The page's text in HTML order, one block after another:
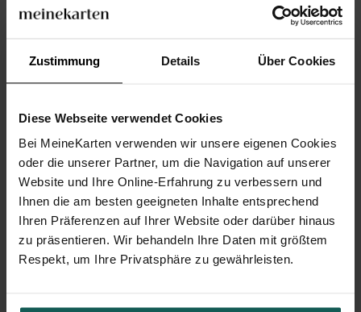
Zustimmung Details Über Cookies
Diese Webseite verwendet Cookies
Bei MeineKarten verwenden wir unsere eigenen Cookies
oder die unserer Partner, um die Navigation auf unserer
Website und Ihre Online-Erfahrung zu verbessern und
Ihnen die am besten geeigneten Inhalte entsprechend
Ihren Präferenzen auf Ihrer Website oder darüber hinaus
zu präsentieren. Wir behandeln Ihre Daten mit größtem
Respekt, um Ihre Privatsphäre zu gewährleisten.
Menükarte Taufe